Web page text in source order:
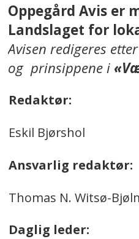
Oppegård Avis er
Landslaget for
Avisen redigeres
og prinsippene i
Redaktør:
Eskil Bjørshol
Ansvarlig redaktør:
Thomas N. Witsø-
Daglig leder: